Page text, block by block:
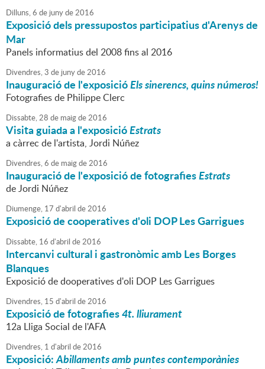
Dilluns,6 de junyde2016
Exposició dels pressupostos participatius d'Arenys de
Mar
Panels informatius del 2008 fins al 2016
Divendres,3 de junyde2016
Inauguració de l'exposicióEls sinerencs, quins números!
Fotografies de Philippe Clerc
Dissabte,28 de maigde2016
Visita guiada a l'exposicióEstrats
a càrrec de l'artista, Jordi Núñez
Divendres,6 de maigde2016
Inauguració de l'exposició de fotografiesEstrats
de Jordi Núñez
Diumenge, 17 d'abril de2016
Exposició de cooperatives d'oli DOP Les Garrigues
Dissabte, 16 d'abril de2016
Intercanvi cultural i gastronòmic amb Les Borges
Blanques
Exposició de dooperatives d'oli DOP Les Garrigues
Divendres, 15 d'abril de2016
Exposició de fotografies4t. lliurament
12a Lliga Social de l'AFA
Divendres, 1 d'abril de2016
Exposició:Abillaments amb puntes contemporànies